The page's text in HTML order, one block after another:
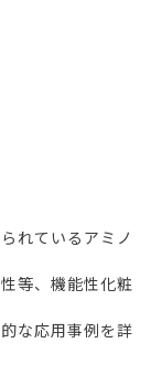
れているアミノ
等、機能性化粧
な応用事例を詳